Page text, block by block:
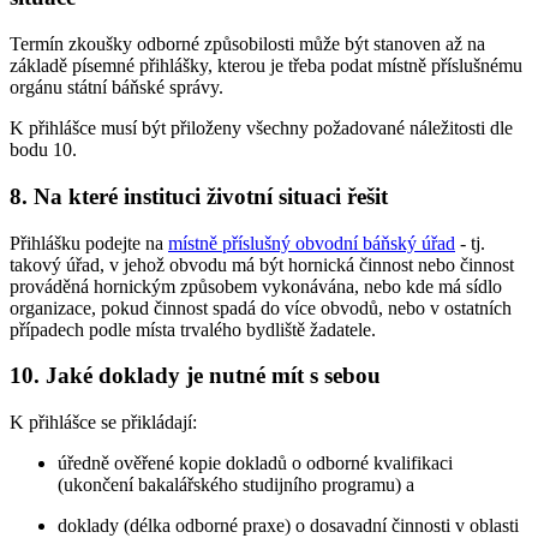
Termín zkoušky odborné způsobilosti může být stanoven až na
základě písemné přihlášky, kterou je třeba podat místně příslušnému
orgánu státní báňské správy.
K přihlášce musí být přiloženy všechny požadované náležitosti dle
bodu 10.
8. Na které instituci životní situaci řešit
Přihlášku podejte na místně příslušný obvodní báňský úřad - tj.
takový úřad, v jehož obvodu má být hornická činnost nebo činnost
prováděná hornickým způsobem vykonávána, nebo kde má sídlo
organizace, pokud činnost spadá do více obvodů, nebo v ostatních
případech podle místa trvalého bydliště žadatele.
10. Jaké doklady je nutné mít s sebou
K přihlášce se přikládají:
úředně ověřené kopie dokladů o odborné kvalifikaci
(ukončení bakalářského studijního programu) a
doklady (délka odborné praxe) o dosavadní činnosti v oblasti